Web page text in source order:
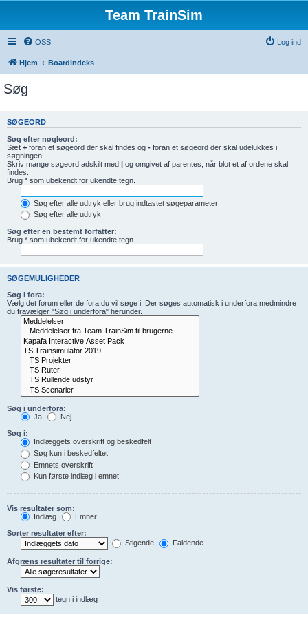
Team TrainSim
OSS Log ind
Hjem Boardindeks
Søg
SØGEORD
Søg efter nøgleord:
Sæt + foran et søgeord der skal findes og - foran et søgeord der skal udelukkes i
søgningen.
Skriv mange søgeord adskilt med | og omgivet af parentes, når blot et af ordene skal
findes.
Brug * som ubekendt for ukendte tegn.
Søg efter alle udtryk eller brug indtastet søgeparameter
Søg efter alle udtryk
Søg efter en bestemt forfatter:
Brug * som ubekendt for ukendte tegn.
SØGEMULIGHEDER
Søg i fora:
Vælg det forum eller de fora du vil søge i. Der søges automatisk i underfora medmindre
du fravælger "Søg i underfora" herunder.
Søg i underfora:
Ja
Nej
Søg i:
Indlæggets overskrift og beskedfelt
Søg kun i beskedfeltet
Emnets overskrift
Kun første indlæg i emnet
Vis resultater som:
Indlæg
Emner
Sorter resultater efter:
Stigende
Faldende
Afgræns resultater til forrige:
Vis første:
tegn i indlæg